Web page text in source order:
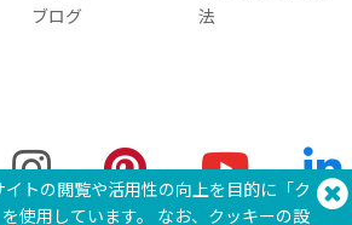
ブログ
法
トの閲覧や活用性の向上を目的に「ク
使用しています。 なお、クッキーの設